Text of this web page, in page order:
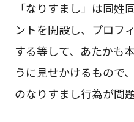
「なりすまし」は同姓
ントを開設し、プロフ
する等して、あたかも
うに見せかけるもので
のなりすまし行為が問